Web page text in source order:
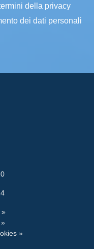
della privacy
dei dati personali
»
»